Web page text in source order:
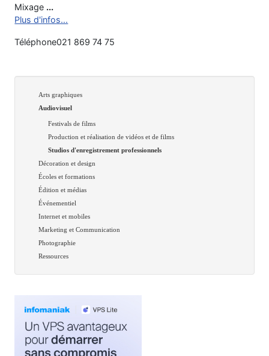
Mixage ...
Plus d'infos...
Téléphone021 869 74 75
Arts graphiques
Audiovisuel
Festivals de films
Production et réalisation de vidéos et de films
Studios d'enregistrement professionnels
Décoration et design
Écoles et formations
Édition et médias
Événementiel
Internet et mobiles
Marketing et Communication
Photographie
Ressources